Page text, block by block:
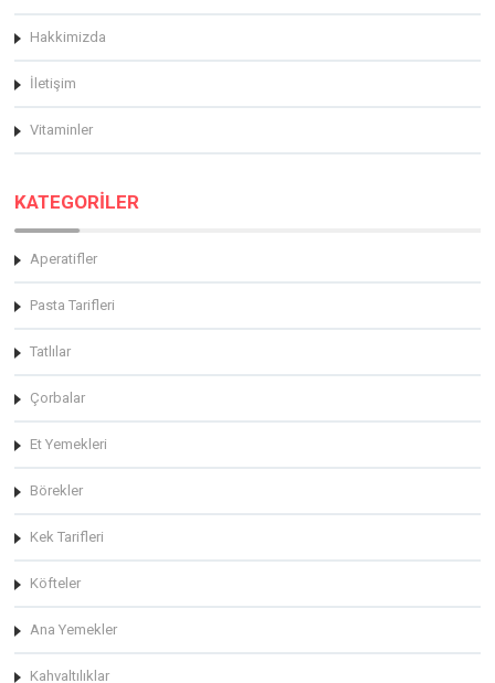
Hakkimizda
İletişim
Vitaminler
KATEGORİLER
Aperatifler
Pasta Tarifleri
Tatlılar
Çorbalar
Et Yemekleri
Börekler
Kek Tarifleri
Köfteler
Ana Yemekler
Kahvaltılıklar